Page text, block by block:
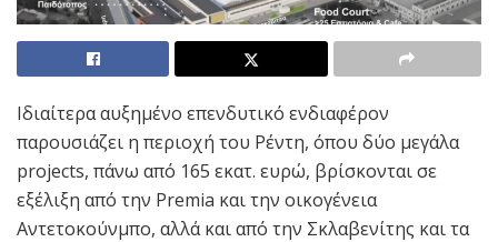
Ιδιαίτερα αυξημένο επενδυτικό ενδιαφέρον
παρουσιάζει η περιοχή του Ρέντη, όπου δύο μεγάλα
projects, πάνω από 165 εκατ. ευρώ, βρίσκονται σε
εξέλιξη από την Premia και την οικογένεια
Αντετοκούνμπο, αλλά και από την Σκλαβενίτης και τα